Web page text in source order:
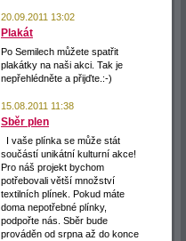
20.09.2011 13:02
Plakát
Po Semilech můžete spatřit
plakátky na naši akci. Tak je
nepřehlédněte a přijďte.:-)
15.08.2011 11:38
Sběr plen
I vaše plínka se může stát
součástí unikátní kulturní akce!
Pro náš projekt bychom
potřebovali větší množství
textilních plínek. Pokud máte
doma nepotřebné plínky,
podpořte nás. Sběr bude
prováděn od srpna až do konce